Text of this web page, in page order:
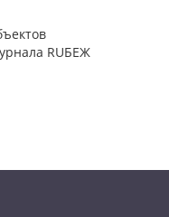
RUБЕЖ